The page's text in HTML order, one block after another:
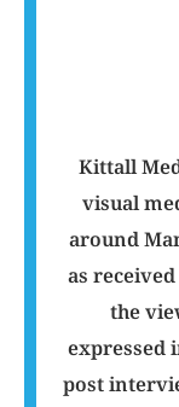
Kittall
visual
around
as
the
expressed
post